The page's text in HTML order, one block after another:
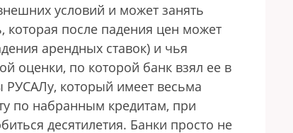
условий и может занять
которая после падения цен может
арендных ставок) и чья
оценки, по которой банк взял ее в
РУСАЛу, который имеет весьма
по набранным кредитам, при
десятилетия. Банки просто не